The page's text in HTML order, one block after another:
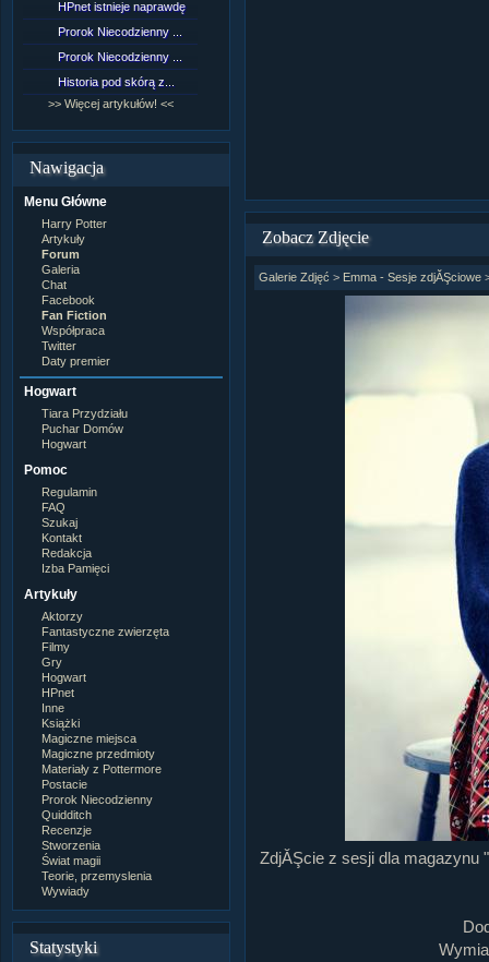
HPnet istnieje naprawdę
Prorok Niecodzienny ...
Prorok Niecodzienny ...
Historia pod skórą z...
>> Więcej artykułów! <<
Nawigacja
Menu Główne
Harry Potter
Artykuły
Forum
Galeria
Chat
Facebook
Fan Fiction
Współpraca
Twitter
Daty premier
Hogwart
Tiara Przydziału
Puchar Domów
Hogwart
Pomoc
Regulamin
FAQ
Szukaj
Kontakt
Redakcja
Izba Pamięci
Artykuły
Aktorzy
Fantastyczne zwierzęta
Filmy
Gry
Hogwart
HPnet
Inne
Książki
Magiczne miejsca
Magiczne przedmioty
Materiały z Pottermore
Postacie
Prorok Niecodzienny
Quidditch
Recenzje
Stworzenia
Świat magii
Teorie, przemyslenia
Wywiady
Statystyki
Zobacz Zdjęcie
Galerie Zdjęć > Emma - Sesje zdjĂŞciowe
ZdjĂŞcie z sesji dla magazynu